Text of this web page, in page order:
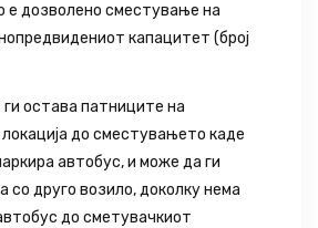
е дозволено сместување на
капацитет (број
ги остава патниците на
локација до сместувањето каде
автобус, и може да ги
со друго возило, доколку нема
до сметувачкиот